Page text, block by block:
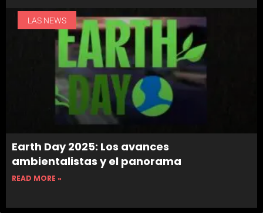
LAS NEWS
Earth Day 2025: Los avances
ambientalistas y el panorama
READ MORE »